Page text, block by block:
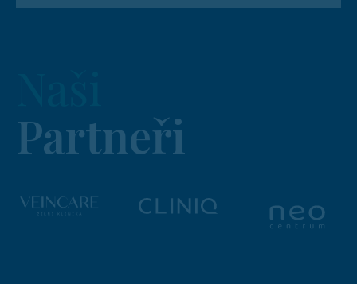
Partneři